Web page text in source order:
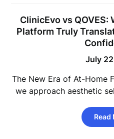
ClinicEvo vs
Platform Truly
July
The New Era of At-Home
we approach aesthetic
Read